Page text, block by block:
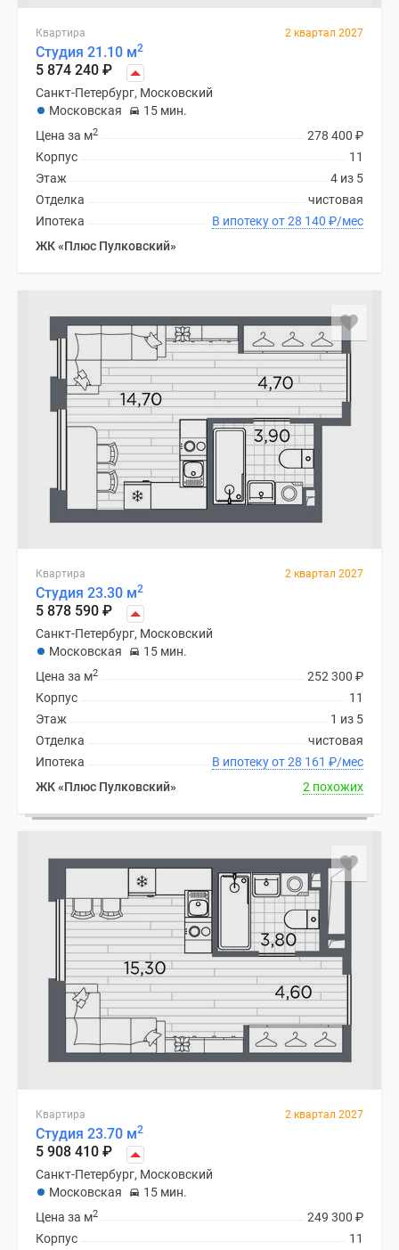
Квартира 2 квартал 2027
Студия 21.10 м2
5 874 240 ₽
Санкт-Петербург, Московский
Московская
15 мин.
278 400 ₽
Цена за м2
11
Корпус
4 из 5
Этаж
чистовая
Отделка
В ипотеку от 28 140 ₽/мес
Ипотека
ЖК «Плюс Пулковский»
Квартира 2 квартал 2027
Студия 23.30 м2
5 878 590 ₽
Санкт-Петербург, Московский
Московская
15 мин.
252 300 ₽
Цена за м2
11
Корпус
1 из 5
Этаж
чистовая
Отделка
В ипотеку от 28 161 ₽/мес
Ипотека
ЖК «Плюс Пулковский»
2 похожих
Квартира 2 квартал 2027
Студия 23.70 м2
5 908 410 ₽
Санкт-Петербург, Московский
Московская
15 мин.
249 300 ₽
Цена за м2
11
Корпус